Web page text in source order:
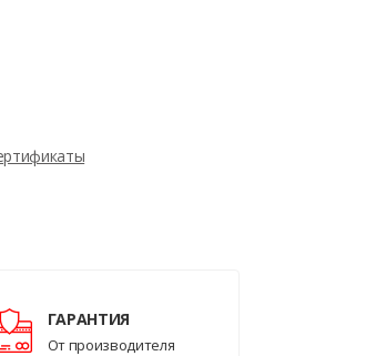
ГАРАНТИЯ
От производителя